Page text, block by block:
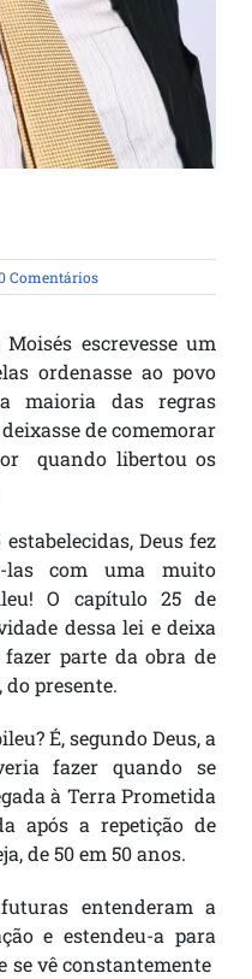
Comentários
escrevesse um
ordenasse ao povo
maioria das regras
de comemorar
quando libertou os
Deus fez
las com uma muito
O capítulo 25 de
dessa lei e deixa
parte da obra de
do presente.
É, segundo Deus, a
fazer quando se
à Terra Prometida
após a repetição de
de 50 em 50 anos.
entenderam a
e estendeu-a para
se vê constantemente